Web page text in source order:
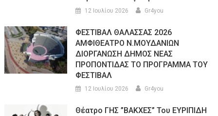
12 Ιουλίου 2026 Gr4you
ΦΕΣΤΙΒΑΛ ΘΑΛΑΣΣΑΣ 2026
ΑΜΦΙΘΕΑΤΡΟ Ν.ΜΟΥΔΑΝΙΩΝ
ΔΙΟΡΓΑΝΩΣΗ ΔΗΜΟΣ ΝΕΑΣ
ΠΡΟΠΟΝΤΙΔΑΣ ΤΟ ΠΡΟΓΡΑΜΜΑ ΤΟΥ
ΦΕΣΤΙΒΑΛ
12 Ιουλίου 2026 Gr4you
Θέατρο ΓΗΣ ”ΒΑΚΧΕΣ” Του ΕΥΡΙΠΙΔΗ